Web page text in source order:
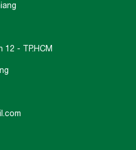
12 - TP.HCM